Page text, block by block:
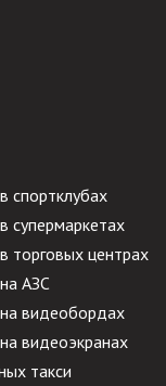
спортклубах
супермаркетах
торговых центрах
АЗС
видеобордах
видеоэкранах
такси